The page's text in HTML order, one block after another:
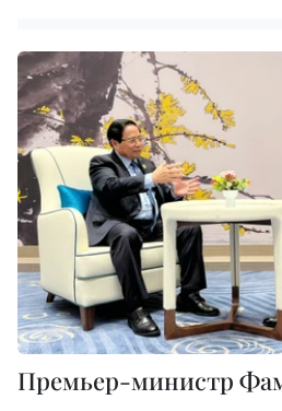
Премьер-министр